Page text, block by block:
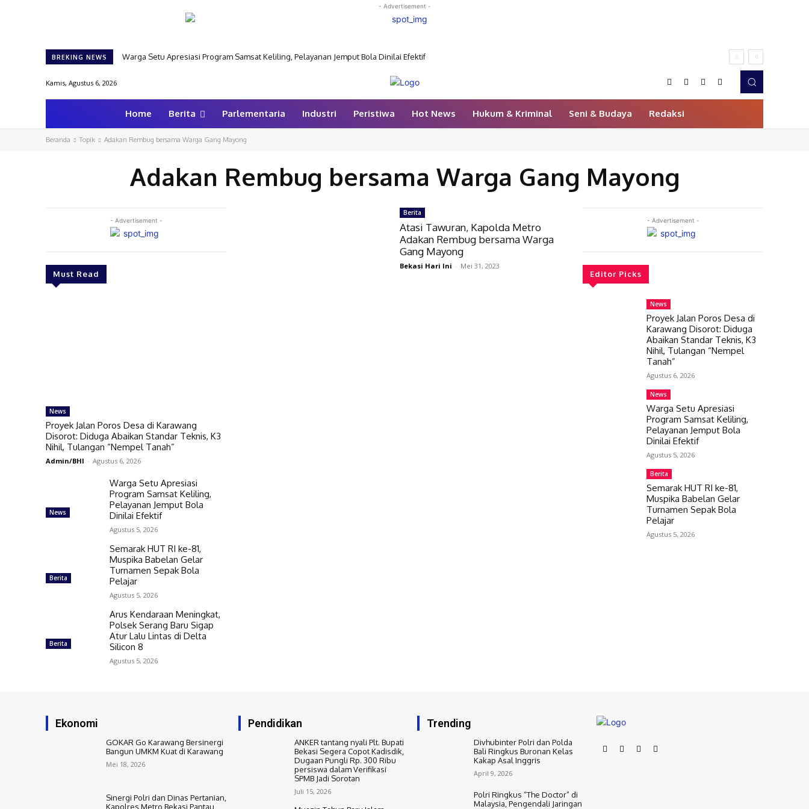
- Advertisement -
BREKING NEWS Warga Setu Apresiasi Program Samsat Keliling, Pelayanan Jemput Bola Dinilai Efektif
Kamis, Agustus 6, 2026
Home Berita Parlementaria Industri Peristiwa Hot News Hukum & Kriminal Seni & Budaya Redaksi
Beranda Topik Adakan Rembug bersama Warga Gang Mayong
Adakan Rembug bersama Warga Gang Mayong
- Advertisement -
Must Read
News
Proyek Jalan Poros Desa di Karawang
Disorot: Diduga Abaikan Standar Teknis, K3
Nihil, Tulangan “Nempel Tanah”
Admin/BHI - Agustus 6, 2026
News
Warga Setu Apresiasi
Program Samsat Keliling,
Pelayanan Jemput Bola
Dinilai Efektif
Agustus 5, 2026
Berita
Semarak HUT RI ke-81,
Muspika Babelan Gelar
Turnamen Sepak Bola
Pelajar
Agustus 5, 2026
Berita
Arus Kendaraan Meningkat,
Polsek Serang Baru Sigap
Atur Lalu Lintas di Delta
Silicon 8
Agustus 5, 2026
Berita
Atasi Tawuran, Kapolda Metro
Adakan Rembug bersama Warga
Gang Mayong
Bekasi Hari Ini - Mei 31, 2023
- Advertisement -
Editor Picks
News
Proyek Jalan Poros Desa di
Karawang Disorot: Diduga
Abaikan Standar Teknis, K3
Nihil, Tulangan “Nempel
Tanah”
Agustus 6, 2026
News
Warga Setu Apresiasi
Program Samsat Keliling,
Pelayanan Jemput Bola
Dinilai Efektif
Agustus 5, 2026
Berita
Semarak HUT RI ke-81,
Muspika Babelan Gelar
Turnamen Sepak Bola
Pelajar
Agustus 5, 2026
Ekonomi
GOKAR Go Karawang Bersinergi
Bangun UMKM Kuat di Karawang
Mei 18, 2026
Sinergi Polri dan Dinas Pertanian,
Kapolres Metro Bekasi Pantau
Pendidikan
ANKER tantang nyali Plt. Bupati
Bekasi Segera Copot Kadisdik,
Dugaan Pungli Rp. 300 Ribu
persiswa dalam Verifikasi
SPMB Jadi Sorotan
Juli 15, 2026
Trending
Divhubinter Polri dan Polda
Bali Ringkus Buronan Kelas
Kakap Asal Inggris
April 9, 2026
Polri Ringkus “The Doctor” di
Malaysia, Pengendali Jaringan